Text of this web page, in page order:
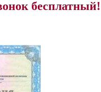
бесплатный!